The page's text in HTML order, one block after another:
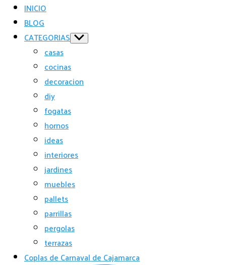
INICIO
BLOG
CATEGORIAS Show
sub
casas
cocinas
decoracion
diy
fogatas
hornos
ideas
interiores
jardines
muebles
pallets
parrillas
pergolas
terrazas
Coplas de Carnaval de Cajamarca